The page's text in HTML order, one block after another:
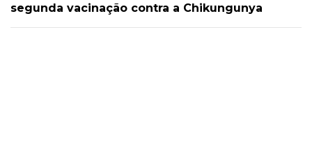
segunda vacinação contra a Chikungunya